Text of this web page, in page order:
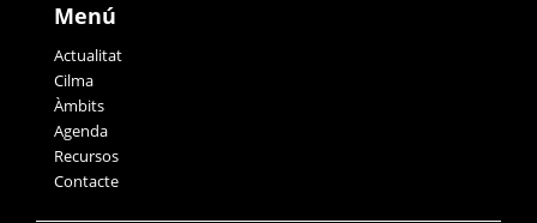
Menú
Actualitat
Cilma
Àmbits
Agenda
Recursos
Contacte